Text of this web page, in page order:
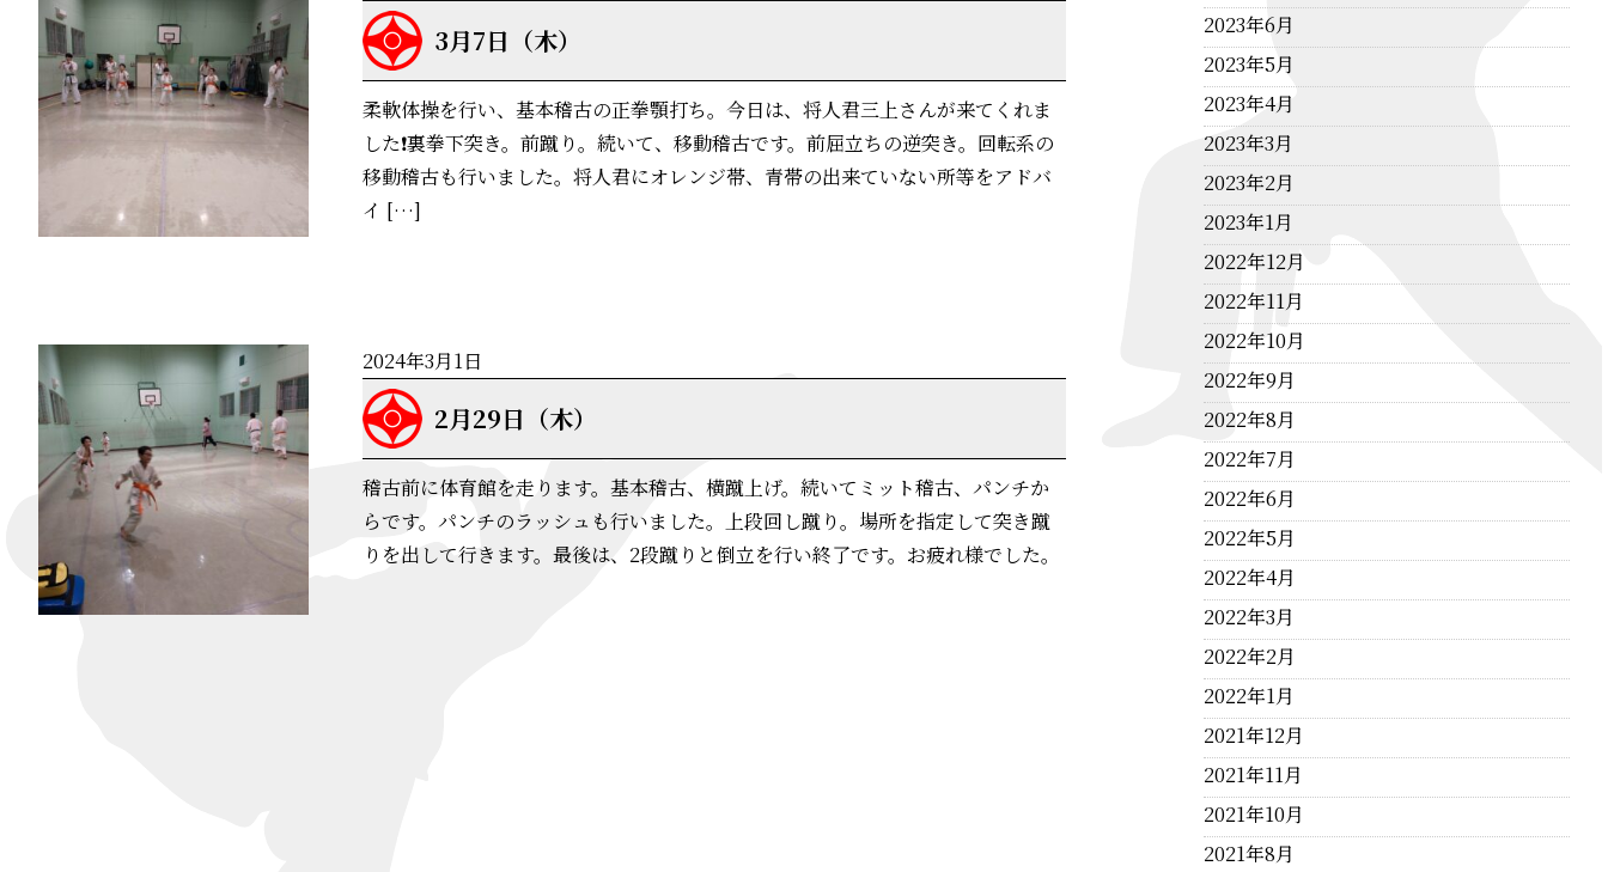
3月7日（木）
柔軟体操を行い、基本稽古の正拳顎打ち。今日は、将人君三上さんが来てくれま
した❗裏拳下突き。前蹴り。続いて、移動稽古です。前屈立ちの逆突き。回転系の
移動稽古も行いました。将人君にオレンジ帯、青帯の出来ていない所等をアドバ
イ […]
2024年3月1日
2月29日（木）
稽古前に体育館を走ります。基本稽古、横蹴上げ。続いてミット稽古、パンチか
らです。パンチのラッシュも行いました。上段回し蹴り。場所を指定して突き蹴
りを出して行きます。最後は、2段蹴りと倒立を行い終了です。お疲れ様でした。
2023年6月
2023年5月
2023年4月
2023年3月
2023年2月
2023年1月
2022年12月
2022年11月
2022年10月
2022年9月
2022年8月
2022年7月
2022年6月
2022年5月
2022年4月
2022年3月
2022年2月
2022年1月
2021年12月
2021年11月
2021年10月
2021年8月